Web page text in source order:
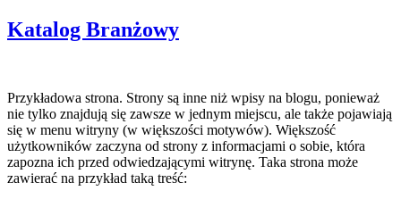
Katalog Branżowy
Przykładowa strona. Strony są inne niż wpisy na blogu, ponieważ
nie tylko znajdują się zawsze w jednym miejscu, ale także pojawiają
się w menu witryny (w większości motywów). Większość
użytkowników zaczyna od strony z informacjami o sobie, która
zapozna ich przed odwiedzającymi witrynę. Taka strona może
zawierać na przykład taką treść: